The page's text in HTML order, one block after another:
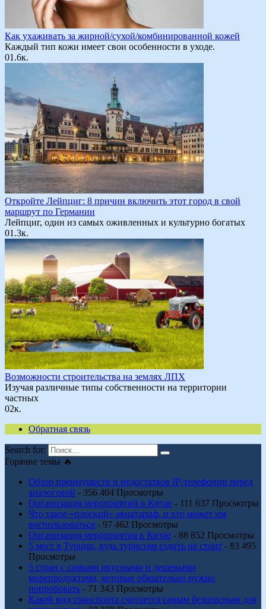
Как ухаживать за жирной/сухой/комбинированной кожей
Каждый тип кожи имеет свои особенности в уходе.
01.6к.
Откройте Лейпциг: 8 причин включить этот город в свой
маршрут по Германии
Лейпциг, один из самых оживленных и культурно богатых
01.3к.
Возможности строительства на землях ЛПХ
Изучая различные типы собственности на территории
частных
02к.
Обратная связь
Search for:
Горячие темы 🔥
Обзор преимуществ и недостатков IP-телефонии перед
аналоговой - 356 404 Просмотры
Организация мероприятий в Китае - 111 637 Просмотры
Что такое «плоский» авиатариф, и кто может им
воспользоваться - 97 462 Просмотры
Организация мероприятия в Китае - 88 852 Просмотры
5 мест в Турции, куда туристам ездить не стоит - 83 495
Просмотры
5 стран с самыми вкусными и дешевыми
морепродуктами, которые обязательно нужно
попробовать - 71 343 Просмотры
Какой вид транспорта считается самым безопасным для